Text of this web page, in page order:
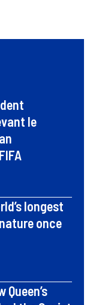
le
longest
once